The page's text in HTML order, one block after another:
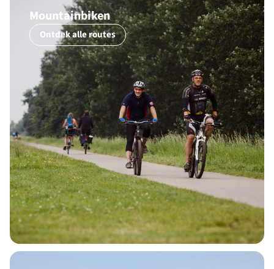
Mountainbiken
Ontdek alle routes